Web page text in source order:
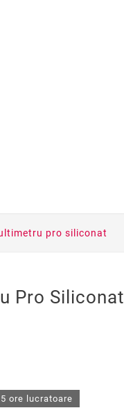
pro siliconat
Pro Siliconat
ore lucratoare